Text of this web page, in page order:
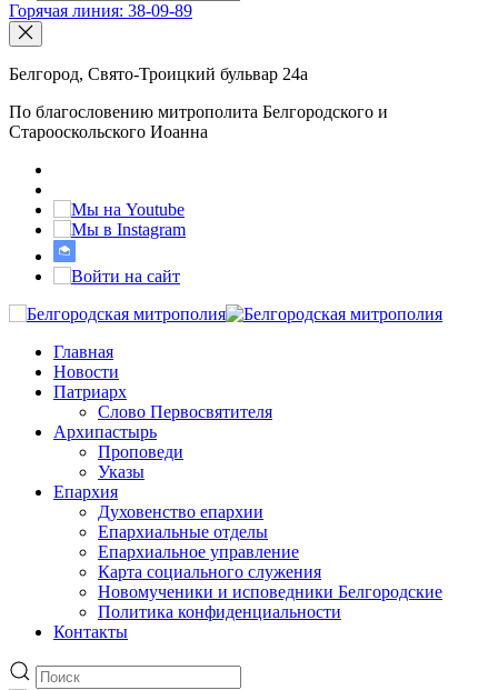
Горячая линия: 38-09-89
Белгород, Свято-Троицкий бульвар 24а
По благословению митрополита Белгородского и
Старооскольского Иоанна
Главная
Новости
Патриарх
Слово Первосвятителя
Архипастырь
Проповеди
Указы
Епархия
Духовенство епархии
Епархиальные отделы
Епархиальное управление
Карта социального служения
Новомученики и исповедники Белгородские
Политика конфиденциальности
Контакты